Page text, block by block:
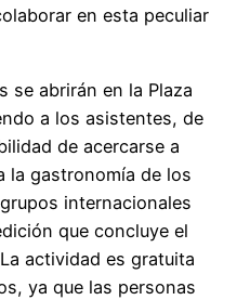
en esta peculiar
se abrirán en la Plaza
a los asistentes, de
de acercarse a
la gastronomía de los
internacionales
que concluye el
actividad es gratuita
ya que las personas